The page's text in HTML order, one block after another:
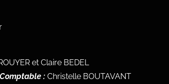
et Claire BEDEL
: Christelle BOUTAVANT